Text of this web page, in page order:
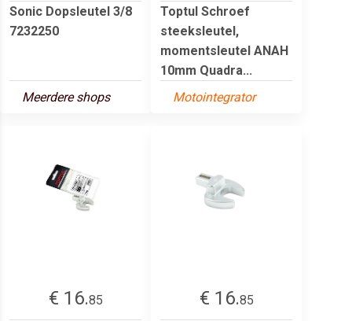
Sonic Dopsleutel 3/8
7232250
Meerdere shops
Toptul Schroef
steeksleutel,
momentsleutel ANAH
10mm Quadra...
Motointegrator
€ 16.85
€ 16.85